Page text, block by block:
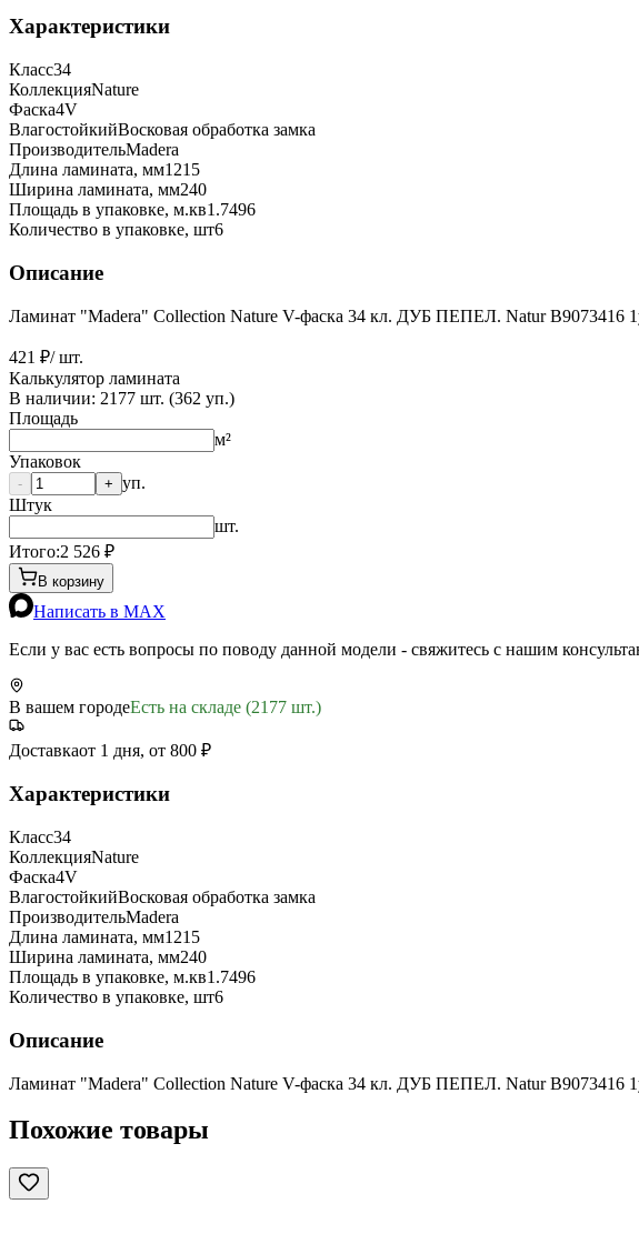
Характеристики
Класс34
КоллекцияNature
Фаска4V
ВлагостойкийВосковая обработка замка
ПроизводительMadera
Длина ламината, мм1215
Ширина ламината, мм240
Площадь в упаковке, м.кв1.7496
Количество в упаковке, шт6
Описание
Ламинат "Madera" Collection Nature V-фаска 34 кл. ДУБ ПЕПЕЛ. Natur В9073416
421 ₽/ шт.
Калькулятор ламината
В наличии: 2177 шт. (362 уп.)
Площадь
м²
Упаковок
- + уп.
Штук
шт.
Итого:2 526 ₽
В корзину
Написать в MAX
Если у вас есть вопросы по поводу данной модели - свяжитесь с нашим
В вашем городеЕсть на складе (2177 шт.)
Доставкаот 1 дня, от 800 ₽
Характеристики
Класс34
КоллекцияNature
Фаска4V
ВлагостойкийВосковая обработка замка
ПроизводительMadera
Длина ламината, мм1215
Ширина ламината, мм240
Площадь в упаковке, м.кв1.7496
Количество в упаковке, шт6
Описание
Ламинат "Madera" Collection Nature V-фаска 34 кл. ДУБ ПЕПЕЛ. Natur В9073416
Похожие товары